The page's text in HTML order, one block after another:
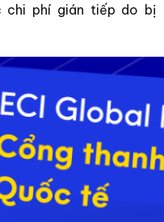
chi phí gián tiếp do bị